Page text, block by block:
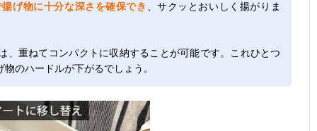
げ物に十分な深さを確保でき
、サクッとおいしく揚がりま
、重ねてコンパクトに収納することが可能です。これひとつ
のハードルが下がるでしょう。